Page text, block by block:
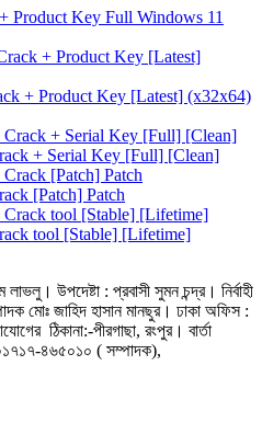
Product Key Full Windows 11
+ Product Key [Latest] (x32x64)
+ Serial Key [Full] [Clean]
[Patch] Patch
tool [Stable] [Lifetime]
উপদেষ্টা : প্রবাসী সুমন চন্দ্র। নির্বাহী
মোঃ জাহিদ হাসান মানছুর। ঢাকা অফিস :
ঠিকানা:-পীরগাছা‌, রংপুর। বার্তা
০১৭১৭-৪৬৫০১০ ( সম্পাদক),